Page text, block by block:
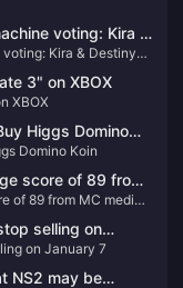
voting: Kira &
Kira & Destiny
3" on XBOX
XBOX
Higgs Domino
Domino Koin
score of 89 from
rating from
of 89 from MC media
selling on
on January 7
NS2 may be